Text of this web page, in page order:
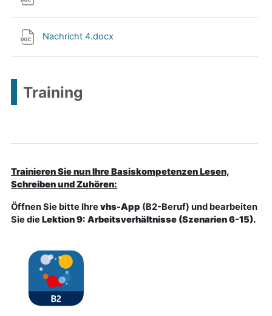
Nachricht 4.docx
Training
Trainieren Sie nun Ihre Basiskompetenzen Lesen,
Schreiben und Zuhören:
Öffnen Sie bitte Ihrevhs-App (B2-Beruf) und bearbeiten
Sie dieLektion 9: Arbeitsverhältnisse (Szenarien 6-15).